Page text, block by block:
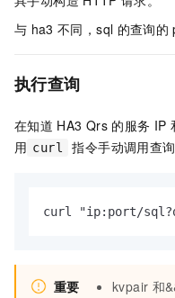
与 ha3 不同，sql 的查询的
执行查询
在知道 HA3 Qrs 的服务 IP
用 curl 指令手动调用查询
curl "ip:port/
重要 kvpair 和